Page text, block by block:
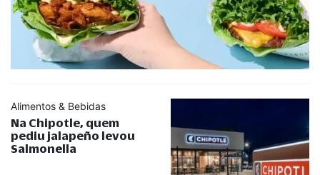
Alimentos & Bebidas
Na Chipotle, quem
pediu jalapeño levou
Salmonella